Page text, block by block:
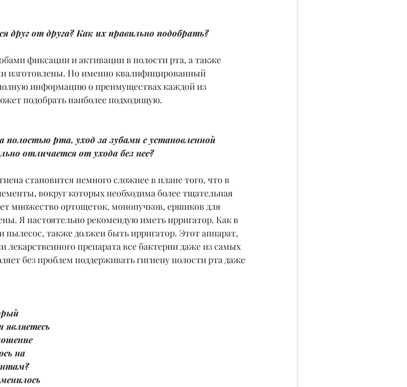
от друга? Как их правильно подобрать?
фиксации и активации в полости рта, а также
изготовлены. Но именно квалифицированный
информацию о преимуществах каждой из
подобрать наиболее подходящую.
полостью рта, уход за зубами с установленной
отличается от ухода без нее?
становится немного сложнее в плане того, что в
вокруг которых необходима более тщательная
множество ортощеток, монопучков, ершиков для
Я настоятельно рекомендую иметь ирригатор. Как в
пылесос, также должен быть ирригатор. Этот аппарат,
препарата все бактерии даже из самых
без проблем поддерживать гигиену полости рта даже
на